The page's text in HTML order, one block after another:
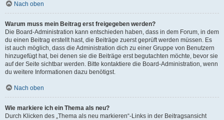
Nach oben
Warum muss mein Beitrag erst freigegeben werden?
Die Board-Administration kann entschieden haben, dass in dem Forum, in dem
du einen Beitrag erstellt hast, die Beiträge zuerst geprüft werden müssen. Es
ist auch möglich, dass die Administration dich zu einer Gruppe von Benutzern
hinzugefügt hat, bei denen sie die Beiträge erst begutachten möchte, bevor sie
auf der Seite sichtbar werden. Bitte kontaktiere die Board-Administration, wenn
du weitere Informationen dazu benötigst.
Nach oben
Wie markiere ich ein Thema als neu?
Durch Klicken des „Thema als neu markieren“-Links in der Beitragsansicht